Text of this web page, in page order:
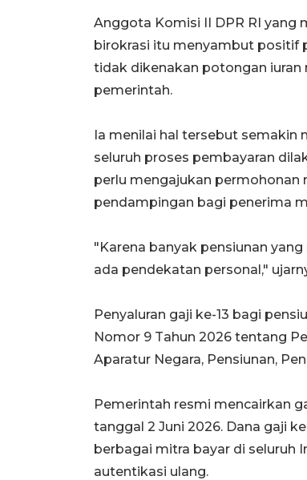
Anggota Komisi II DPR RI yang
birokrasi itu menyambut positif
tidak dikenakan potongan iuran
pemerintah.
Ia menilai hal tersebut semakin
seluruh proses pembayaran
perlu mengajukan permohonan
pendampingan bagi penerima
"Karena banyak pensiunan
ada pendekatan personal,"
Penyaluran gaji ke-13 bagi
Nomor 9 Tahun 2026 tentang
Aparatur Negara, Pensiunan,
Pemerintah resmi mencairkan
tanggal 2 Juni 2026. Dana gaji
berbagai mitra bayar di seluruh
autentikasi ulang.